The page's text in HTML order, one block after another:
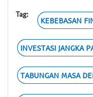
Tag:
KEBEBASAN
INVESTASI JANGKA
TABUNGAN MASA